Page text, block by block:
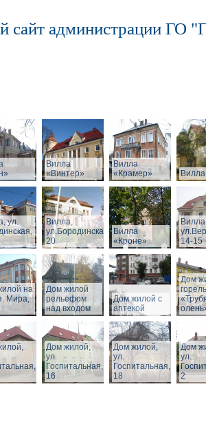
сайт администрации ГО
Вилла
«Винтер»
Вилла
«Крамер»
ул.
Вилла,
ул.Бородинская,
20
Вилла
«Кроне»
14-15
на
Мира,
Дом жилой
рельефом
над входом
Дом жилой с
аптекой
Дом
Дом жилой,
ул.
Госпитальная,
16
Дом жилой,
ул.
Госпитальная,
18
Дом
ул.
2